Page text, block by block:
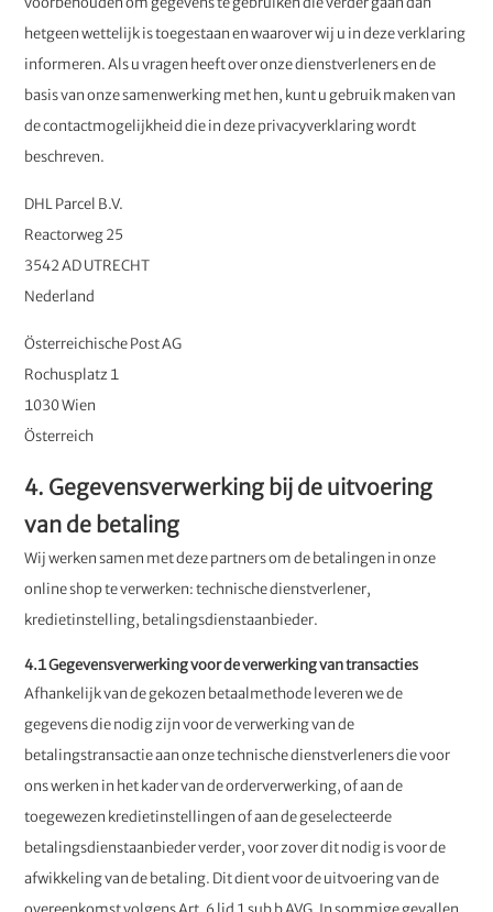
hetgeen wettelijk is toegestaan en waarover wij u in deze verklaring
informeren. Als u vragen heeft over onze dienstverleners en de
basis van onze samenwerking met hen, kunt u gebruik maken van
de contactmogelijkheid die in deze privacyverklaring wordt
beschreven.
DHL Parcel B.V.
Reactorweg 25
3542 AD UTRECHT
Nederland
Österreichische Post AG
Rochusplatz 1
1030 Wien
Österreich
4. Gegevensverwerking bij de uitvoering
van de betaling
Wij werken samen met deze partners om de betalingen in onze
online shop te verwerken: technische dienstverlener,
kredietinstelling, betalingsdienstaanbieder.
4.1 Gegevensverwerking voor de verwerking van transacties
Afhankelijk van de gekozen betaalmethode leveren we de
gegevens die nodig zijn voor de verwerking van de
betalingstransactie aan onze technische dienstverleners die voor
ons werken in het kader van de orderverwerking, of aan de
toegewezen kredietinstellingen of aan de geselecteerde
betalingsdienstaanbieder verder, voor zover dit nodig is voor de
afwikkeling van de betaling. Dit dient voor de uitvoering van de